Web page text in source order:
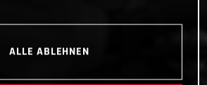
ALLE ABLEHNEN